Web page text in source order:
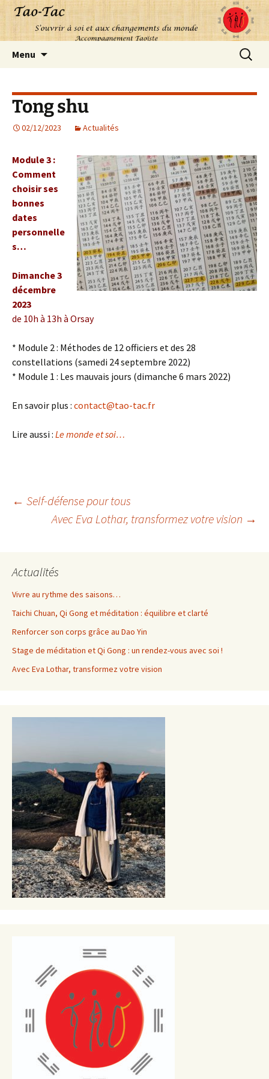
Menu
Tong shu
02/12/2023 Actualités
Module 3 :
Comment
choisir ses
bonnes
dates
personnelle
s…
Dimanche 3
décembre
2023
de 10h à 13h à Orsay
* Module 2 : Méthodes de 12 officiers et des 28
constellations (samedi 24 septembre 2022)
* Module 1 : Les mauvais jours (dimanche 6 mars 2022)
En savoir plus : contact@tao-tac.fr
Lire aussi : Le monde et soi…
Navigation
articles
← Self-défense pour tous
Avec Eva Lothar, transformez votre vision →
Actualités
Vivre au rythme des saisons…
Taichi Chuan, Qi Gong et méditation : équilibre et clarté
Renforcer son corps grâce au Dao Yin
Stage de méditation et Qi Gong : un rendez-vous avec soi !
Avec Eva Lothar, transformez votre vision